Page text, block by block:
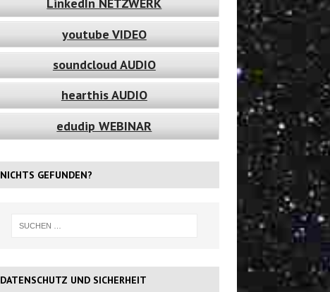
LinkedIn NETZWERK
youtube VIDEO
soundcloud AUDIO
hearthis AUDIO
edudip WEBINAR
NICHTS GEFUNDEN?
DATENSCHUTZ UND SICHERHEIT